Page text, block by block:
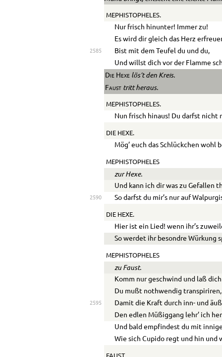
MEPHISTOPHELES.
Nur frisch hinunter! Immer zu!
Es wird dir gleich das Herz
2585
Bist mit dem Teufel du und du,
Und willst dich vor der Flamme
Die Hexe lös’t den Kreis.
Fausttritt heraus.
MEPHISTOPHELES.
Nun frisch hinaus! Du darfst nicht
DIE HEXE.
Mög’ euch das Schlückchen wohl
MEPHISTOPHELES
zur Hexe.
Und kann ich dir was zu Gefallen
2590 So darfst du mir’s nur auf
DIE HEXE.
Hier ist ein Lied! wenn ihr’s
So werdet ihr besondre Würkung
MEPHISTOPHELES
zu Faust.
Komm nur geschwind und laß
Du mußt nothwendig transpiriren,
2595
Damit die Kraft durch inn- und
Den edlen Müßiggang lehr’ ich
Und bald empfindest du mit
Wie sich Cupido regt und hin und
FAUST.